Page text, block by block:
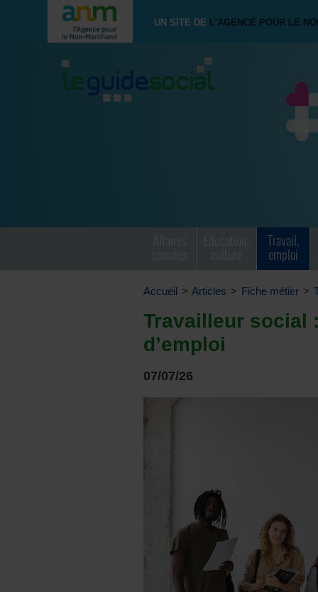
UN SITE DE L'AGENCE POUR LE
Travail,
emploi
Accueil > Articles > Fiche métier >
Travailleur social
d’emploi
07/07/26